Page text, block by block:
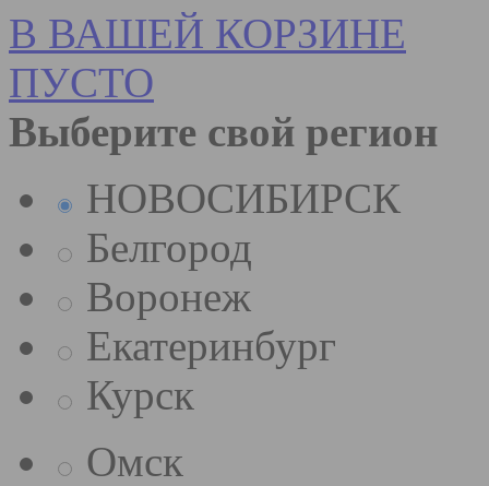
В ВАШЕЙ КОРЗИНЕ
ПУСТО
Выберите свой регион
НОВОСИБИРСК
Белгород
Воронеж
Екатеринбург
Курск
Омск